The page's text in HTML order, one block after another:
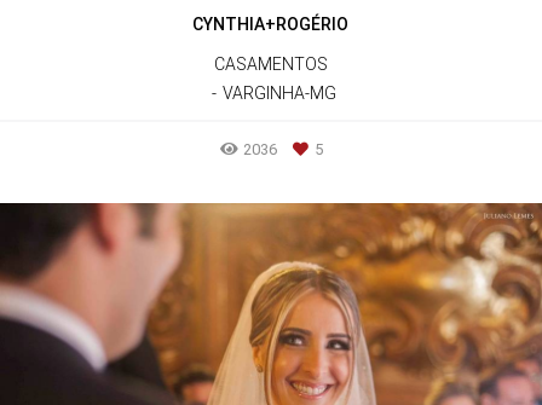
CYNTHIA+ROGÉRIO
CASAMENTOS
VARGINHA-MG
2036 5